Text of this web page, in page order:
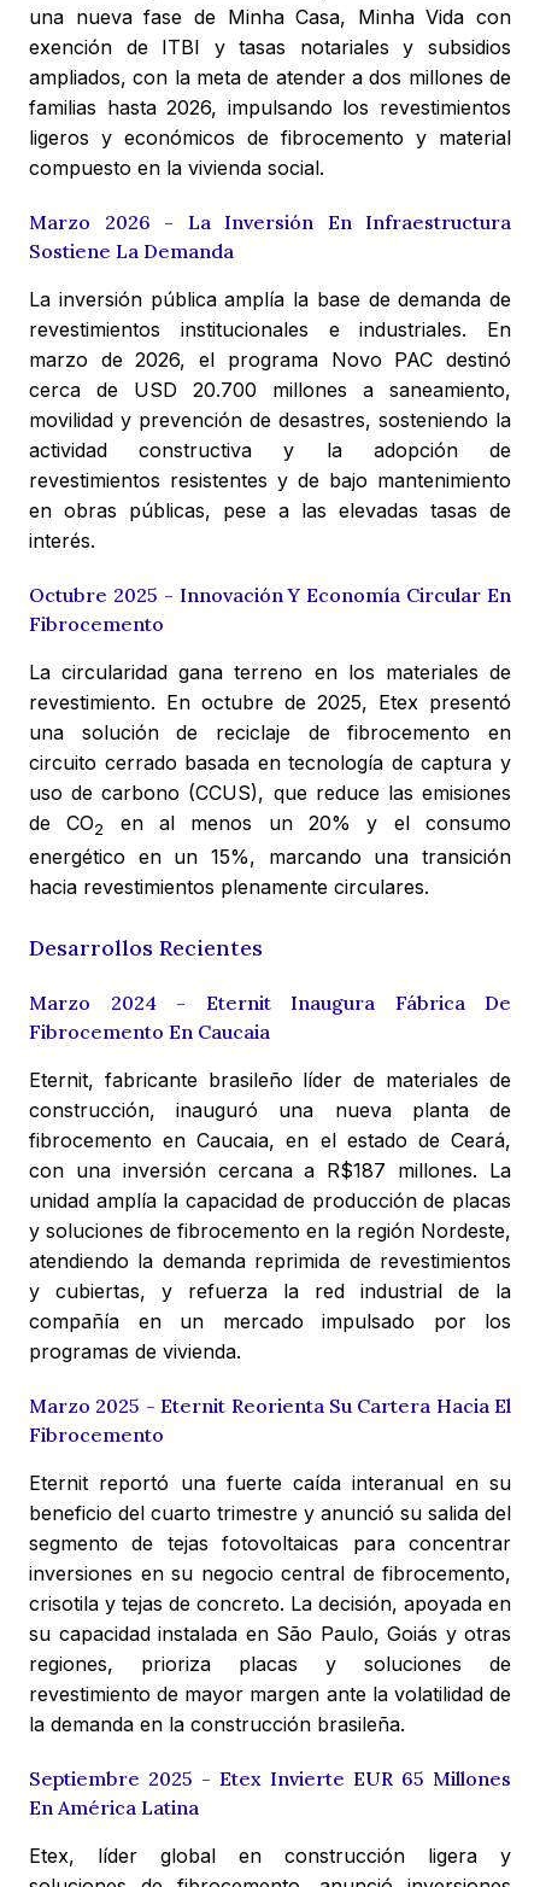
una nueva fase de Minha Casa, Minha Vida con
exención de ITBI y tasas notariales y subsidios
ampliados, con la meta de atender a dos millones de
familias hasta 2026, impulsando los revestimientos
ligeros y económicos de fibrocemento y material
compuesto en la vivienda social.
Marzo 2026 - La Inversión En Infraestructura
Sostiene La Demanda
La inversión pública amplía la base de demanda de
revestimientos institucionales e industriales. En
marzo de 2026, el programa Novo PAC destinó
cerca de USD 20.700 millones a saneamiento,
movilidad y prevención de desastres, sosteniendo la
actividad constructiva y la adopción de
revestimientos resistentes y de bajo mantenimiento
en obras públicas, pese a las elevadas tasas de
interés.
Octubre 2025 - Innovación Y Economía Circular En
Fibrocemento
La circularidad gana terreno en los materiales de
revestimiento. En octubre de 2025, Etex presentó
una solución de reciclaje de fibrocemento en
circuito cerrado basada en tecnología de captura y
uso de carbono (CCUS), que reduce las emisiones
de CO2
en al menos un 20% y el consumo
energético en un 15%, marcando una transición
hacia revestimientos plenamente circulares.
Desarrollos Recientes
Marzo 2024 - Eternit Inaugura Fábrica De
Fibrocemento En Caucaia
Eternit, fabricante brasileño líder de materiales de
construcción, inauguró una nueva planta de
fibrocemento en Caucaia, en el estado de Ceará,
con una inversión cercana a R$187 millones. La
unidad amplía la capacidad de producción de placas
y soluciones de fibrocemento en la región Nordeste,
atendiendo la demanda reprimida de revestimientos
y cubiertas, y refuerza la red industrial de la
compañía en un mercado impulsado por los
programas de vivienda.
Marzo 2025 - Eternit Reorienta Su Cartera Hacia El
Fibrocemento
Eternit reportó una fuerte caída interanual en su
beneficio del cuarto trimestre y anunció su salida del
segmento de tejas fotovoltaicas para concentrar
inversiones en su negocio central de fibrocemento,
crisotila y tejas de concreto. La decisión, apoyada en
su capacidad instalada en São Paulo, Goiás y otras
regiones, prioriza placas y soluciones de
revestimiento de mayor margen ante la volatilidad de
la demanda en la construcción brasileña.
Septiembre 2025 - Etex Invierte EUR 65 Millones
En América Latina
Etex, líder global en construcción ligera y